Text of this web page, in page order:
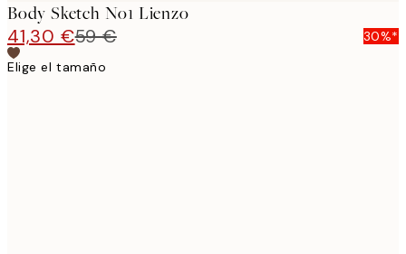
Body Sketch No1 Lienzo
41,30 €59 €
30%*
Elige el tamaño